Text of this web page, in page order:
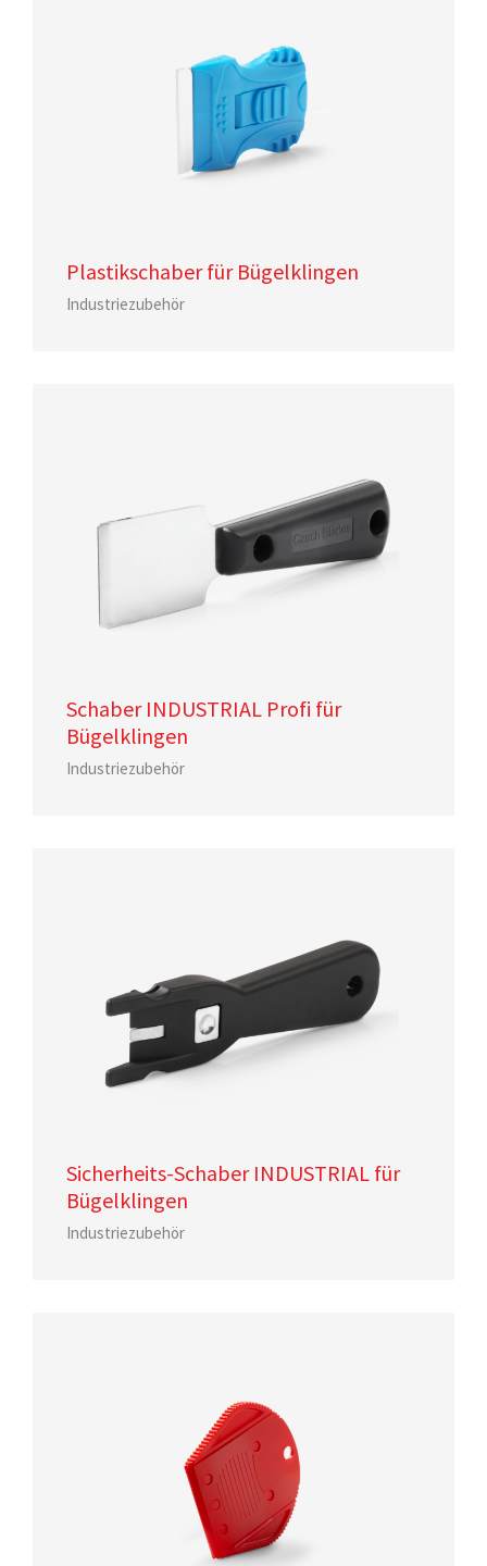
Plastikschaber für Bügelklingen
Industriezubehör
Schaber INDUSTRIAL Profi für
Bügelklingen
Industriezubehör
Sicherheits-Schaber INDUSTRIAL für
Bügelklingen
Industriezubehör